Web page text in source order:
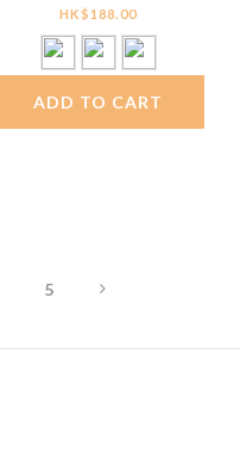
Ribbon Ribbed Cami
HK$188.00
ADD TO CART
5